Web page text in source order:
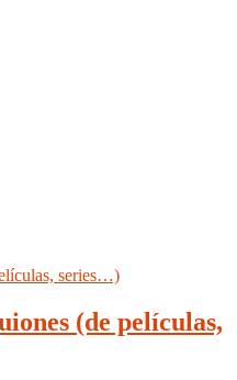
(de películas,